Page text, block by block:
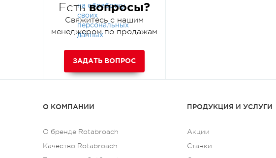
на обработку
своих
персональных
данных
Естьвопросы?
Свяжитесь с нашим
менеджером по продажам
ЗАДАТЬ ВОПРОС
О КОМПАНИИ
О бренде Rotabroach
Качество Rotabroach
ПРОДУКЦИЯ И УСЛУГИ
Акции
Станки